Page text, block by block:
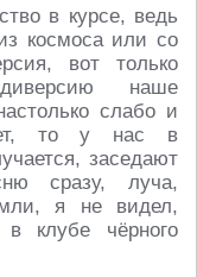
в курсе, ведь
космоса или со
вот только
наше
слабо и
то у нас в
заседают
сразу, луча,
я не видел,
в клубе чёрного